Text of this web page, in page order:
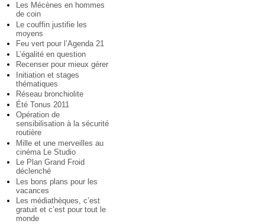
Les Mécènes en hommes
de coin
Le couffin justifie les
moyens
Feu vert pour l’Agenda 21
L’égalité en question
Recenser pour mieux gérer
Initiation et stages
thématiques
Réseau bronchiolite
Été Tonus 2011
Opération de
sensibilisation à la sécurité
routière
Mille et une merveilles au
cinéma Le Studio
Le Plan Grand Froid
déclenché
Les bons plans pour les
vacances
Les médiathèques, c’est
gratuit et c’est pour tout le
monde